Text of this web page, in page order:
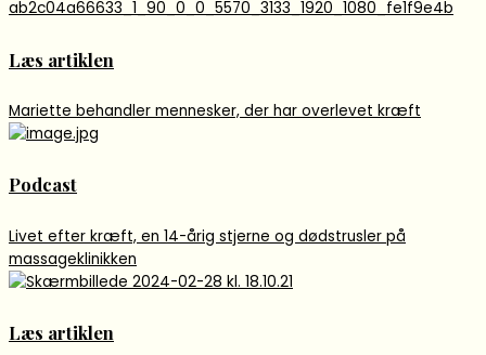
Læs artiklen
Mariette behandler mennesker, der har overlevet kræft
Podcast
Livet efter kræft, en 14-årig stjerne og dødstrusler på
massageklinikken
Læs artiklen